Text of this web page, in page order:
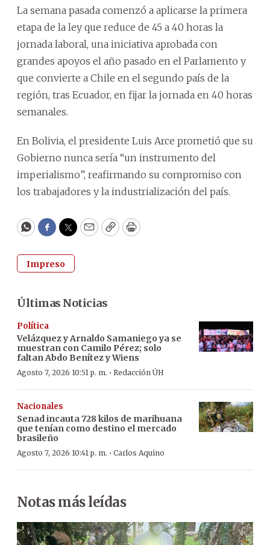
La semana pasada comenzó a aplicarse la primera
etapa de la ley que reduce de 45 a 40 horas la
jornada laboral, una iniciativa aprobada con
grandes apoyos el año pasado en el Parlamento y
que convierte a Chile en el segundo país de la
región, tras Ecuador, en fijar la jornada en 40 horas
semanales.
En Bolivia, el presidente Luis Arce prometió que su
Gobierno nunca sería “un instrumento del
imperialismo”, reafirmando su compromiso con
los trabajadores y la industrialización del país.
WhatsApp
Facebook
Twitter
EmailCopyPrint
Impreso
Últimas Noticias
Política
Velázquez y Arnaldo Samaniego ya se
muestran con Camilo Pérez; solo
faltan Abdo Benítez y Wiens
Agosto 7, 2026 10:51 p. m. · Redacción ÚH
Nacionales
Senad incauta 728 kilos de marihuana
que tenían como destino el mercado
brasileño
Agosto 7, 2026 10:41 p. m. · Carlos Aquino
Notas más leídas